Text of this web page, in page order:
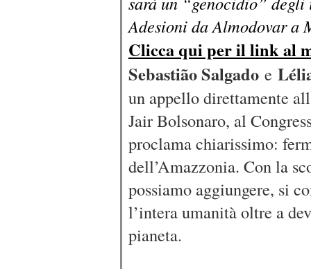
Adesioni da Almodovar a
Clicca qui per il link al
Sebastião Salgado e
un appello direttamente
Jair Bolsonaro, al
proclama chiarissimo:
dell’Amazzonia. Con la
possiamo aggiungere, si
l’intera umanità oltre a
pianeta.